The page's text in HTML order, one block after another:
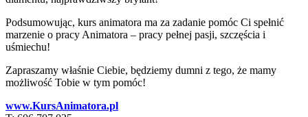
Podsumowując, kurs animatora ma za zadanie pomóc Ci spełnić
marzenie o pracy Animatora – pracy pełnej pasji, szczęścia i
uśmiechu!
Zapraszamy właśnie Ciebie, będziemy dumni z tego, że mamy
możliwość Tobie w tym pomóc!
www.KursAnimatora.pl